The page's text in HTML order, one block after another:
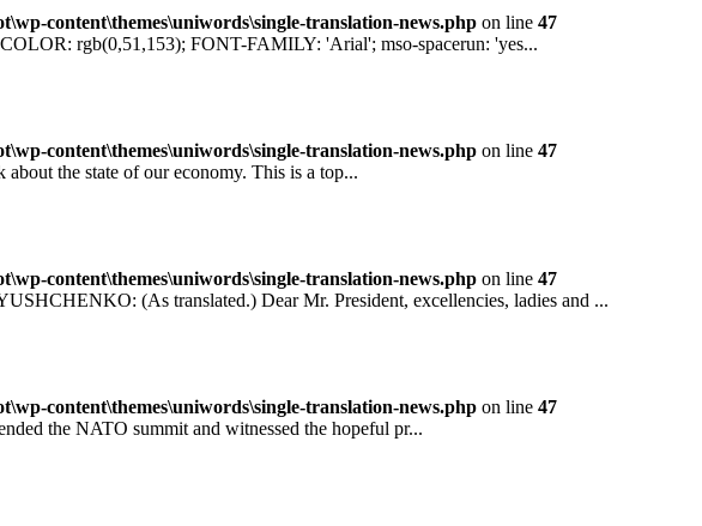
content\themes\uniwords\single-translation-news.php on line 47
rgb(0,51,153); FONT-FAMILY: 'Arial'; mso-spacerun: 'yes...
content\themes\uniwords\single-translation-news.php on line 47
the state of our economy. This is a top...
content\themes\uniwords\single-translation-news.php on line 47
(As translated.) Dear Mr. President, excellencies, ladies and ...
content\themes\uniwords\single-translation-news.php on line 47
the NATO summit and witnessed the hopeful pr...